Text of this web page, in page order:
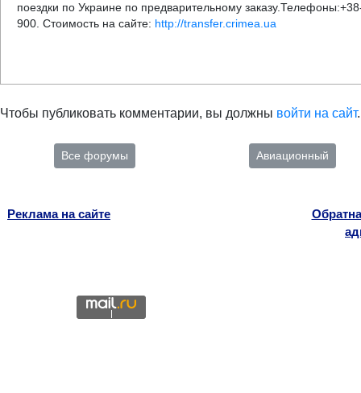
поездки по Украине по предварительному
900. Стоимость на сайте: http://transfer.crimea.ua
Чтобы публиковать комментарии, вы должны войти на сайт.
Все форумы Авиационный
Реклама на сайте